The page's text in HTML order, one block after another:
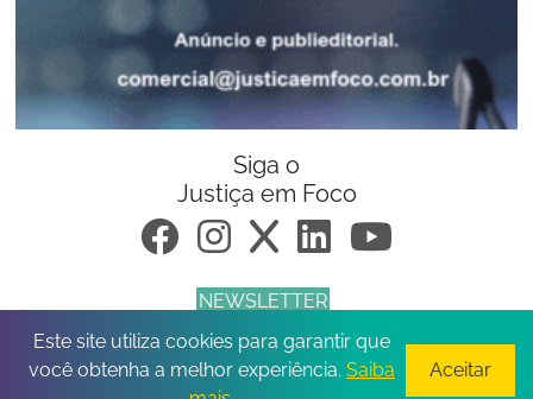
Siga o
Justiça em Foco
NEWSLETTER
© 2026 Todos os direitos reservados.
Este site utiliza cookies para garantir que
você obtenha a melhor experiência. Saiba
Aceitar